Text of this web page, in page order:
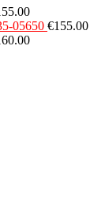
05650 €155.00